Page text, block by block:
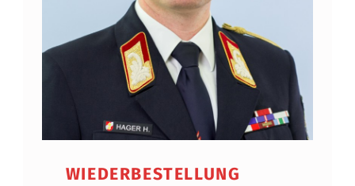
WIEDERBESTELLUNG